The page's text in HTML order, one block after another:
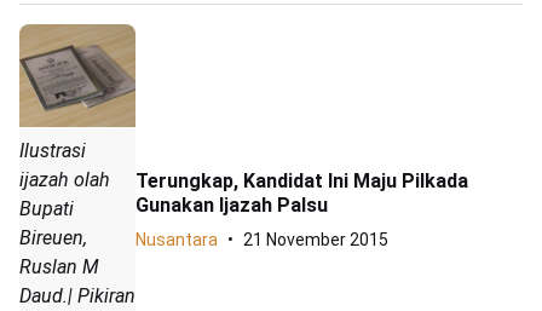
Ilustrasi
ijazah olah
Bupati
Bireuen,
Ruslan M
Daud.| Pikiran
Terungkap, Kandidat Ini Maju Pilkada
Gunakan Ijazah Palsu
Nusantara 21 November 2015